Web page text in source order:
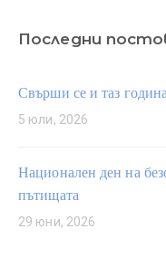
Последни
Свърши се и таз
5 юли, 2026
Национален ден на
пътищата
29 юни, 2026